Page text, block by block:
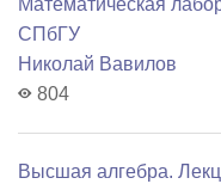
Математичеcкая
СПбГУ
Николай Вавилов
804
Высшая алгебра.